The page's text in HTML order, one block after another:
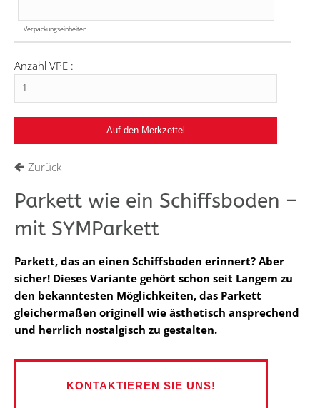
Verpackungseinheiten
Anzahl VPE :
Zurück
Parkett wie ein Schiffsboden –
mit SYMParkett
Parkett, das an einen Schiffsboden erinnert? Aber
sicher! Dieses Variante gehört schon seit Langem zu
den bekanntesten Möglichkeiten, das Parkett
gleichermaßen originell wie ästhetisch ansprechend
und herrlich nostalgisch zu gestalten.
KONTAKTIEREN SIE UNS!